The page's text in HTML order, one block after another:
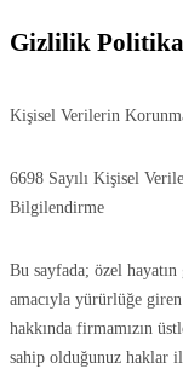
Gizlilik
Kişisel Verilerin
6698 Sayılı Kişisel
Bilgilendirme
Bu sayfada; özel
amacıyla yürürlüğe
hakkında firmamızın
sahip olduğunuz haklar